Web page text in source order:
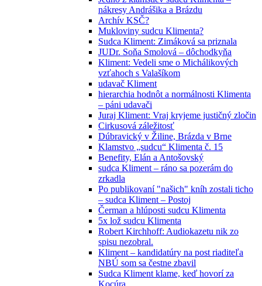
nákresy Andrášika a Brázdu
Archív KSČ?
Mukloviny sudcu Klimenta?
Sudca Kliment: Zimáková sa priznala
JUDr. Soňa Smolová – dôchodkyňa
Kliment: Vedeli sme o Michálikových
vzťahoch s Valašíkom
udavač Kliment
hierarchia hodnôt a normálnosti Klimenta
– páni udavači
Juraj Kliment: Vraj kryjeme justičný zločin
Cirkusová záležitosť
Dúbravický v Žiline, Brázda v Brne
Klamstvo „sudcu“ Klimenta č. 15
Benefity, Elán a Antošovský
sudca Kliment – ráno sa pozerám do
zrkadla
Po publikovaní "našich" kníh zostali ticho
– sudca Kliment – Postoj
Čerman a hlúposti sudcu Klimenta
5x lož sudcu Klimenta
Robert Kirchhoff: Audiokazetu nik zo
spisu nezobral.
Kliment – kandidatúry na post riaditeľa
NBÚ som sa čestne zbavil
Sudca Kliment klame, keď hovorí za
Kocúra